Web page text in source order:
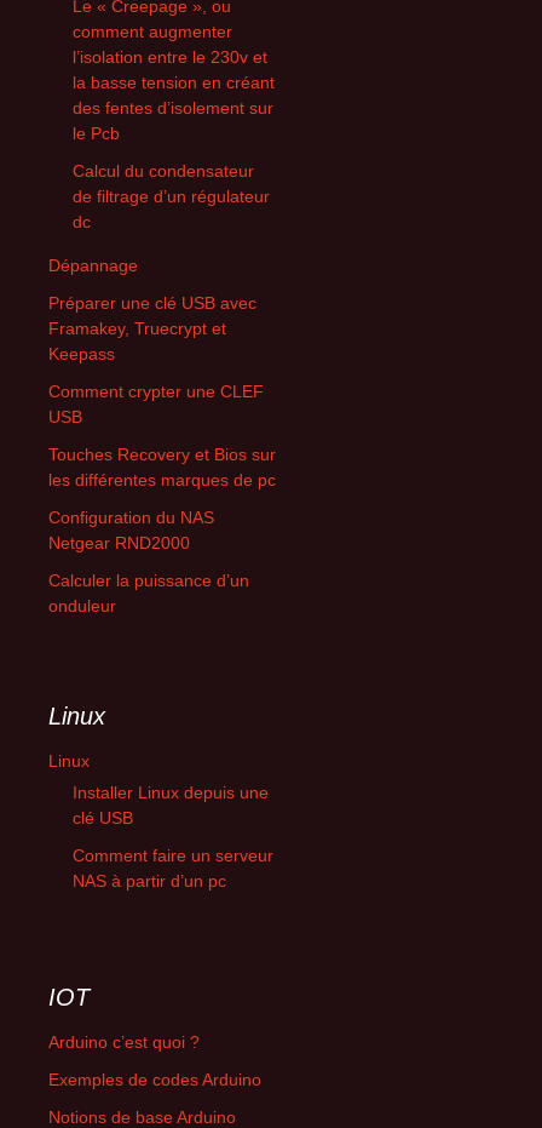
Le « Creepage », ou
comment augmenter
l’isolation entre le 230v et
la basse tension en créant
des fentes d’isolement sur
le Pcb
Calcul du condensateur
de filtrage d’un régulateur
dc
Dépannage
Préparer une clé USB avec
Framakey, Truecrypt et
Keepass
Comment crypter une CLEF
USB
Touches Recovery et Bios sur
les différentes marques de pc
Configuration du NAS
Netgear RND2000
Calculer la puissance d’un
onduleur
Linux
Linux
Installer Linux depuis une
clé USB
Comment faire un serveur
NAS à partir d’un pc
IOT
Arduino c’est quoi ?
Exemples de codes Arduino
Notions de base Arduino